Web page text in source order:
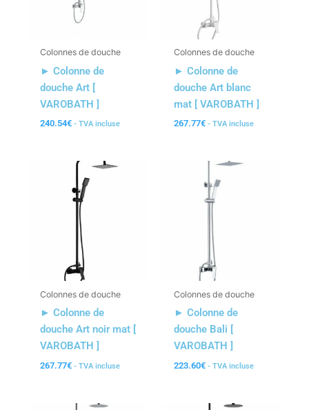
Colonnes de douche
► Colonne de
douche Art [
VAROBATH ]
240.54€ - TVA incluse
Colonnes de douche
► Colonne de
douche Art blanc
mat [ VAROBATH ]
267.77€ - TVA incluse
Colonnes de douche
► Colonne de
douche Art noir mat [
VAROBATH ]
267.77€ - TVA incluse
Colonnes de douche
► Colonne de
douche Bali [
VAROBATH ]
223.60€ - TVA incluse